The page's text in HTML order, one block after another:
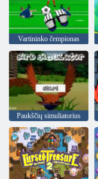
Vartininko čempionas
Paukščių simuliatorius